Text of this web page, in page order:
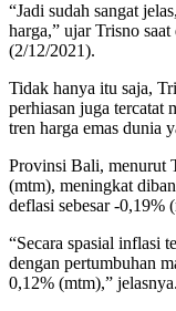
“Jadi sudah sangat
harga,” ujar Trisno
(2/12/2021).
Tidak hanya itu saja,
perhiasan juga tercatat
tren harga emas dunia
Provinsi Bali, menurut
(mtm), meningkat
deflasi sebesar -0,19%
“Secara spasial inflasi
dengan pertumbuhan
0,12% (mtm),” jelasnya.